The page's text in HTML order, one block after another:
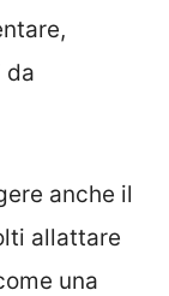
da
anche il
allattare
una